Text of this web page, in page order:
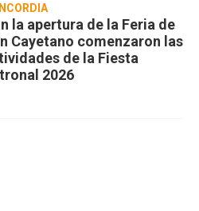
la apertura de la Feria de
Cayetano comenzaron las
de la Fiesta
2026